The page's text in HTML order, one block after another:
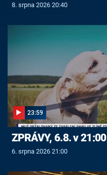
8. srpna 2026 20:40
23:59
ZPRÁVY, 6.8. v 21:00
6. srpna 2026 21:00